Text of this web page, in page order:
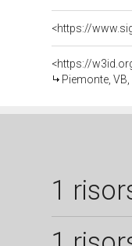
<https://
<https://
Piemonte,
1